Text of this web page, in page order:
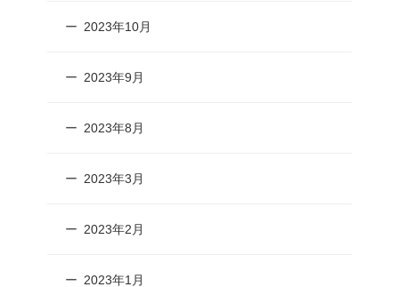
2023年10月
2023年9月
2023年8月
2023年3月
2023年2月
2023年1月